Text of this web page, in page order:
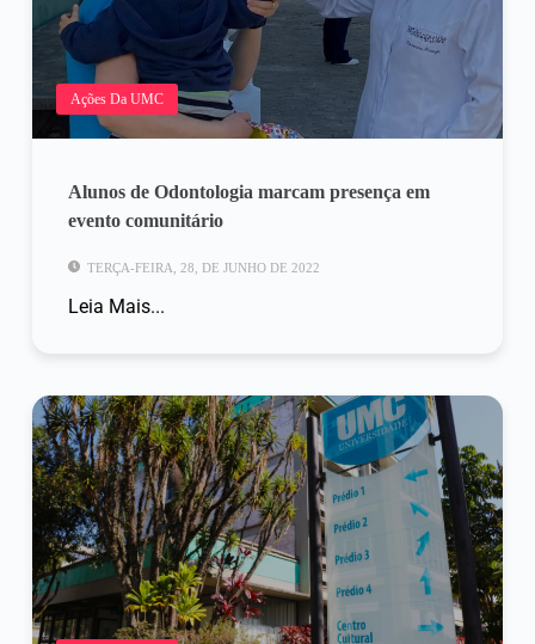
Ações Da UMC
Alunos de Odontologia marcam presença em
evento comunitário
TERÇA-FEIRA, 28, DE JUNHO DE 2022
Leia Mais...